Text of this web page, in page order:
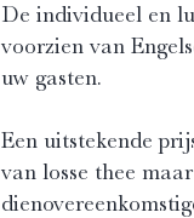
De individueel en
voorzien van
uw gasten.
Een uitstekende
van losse thee